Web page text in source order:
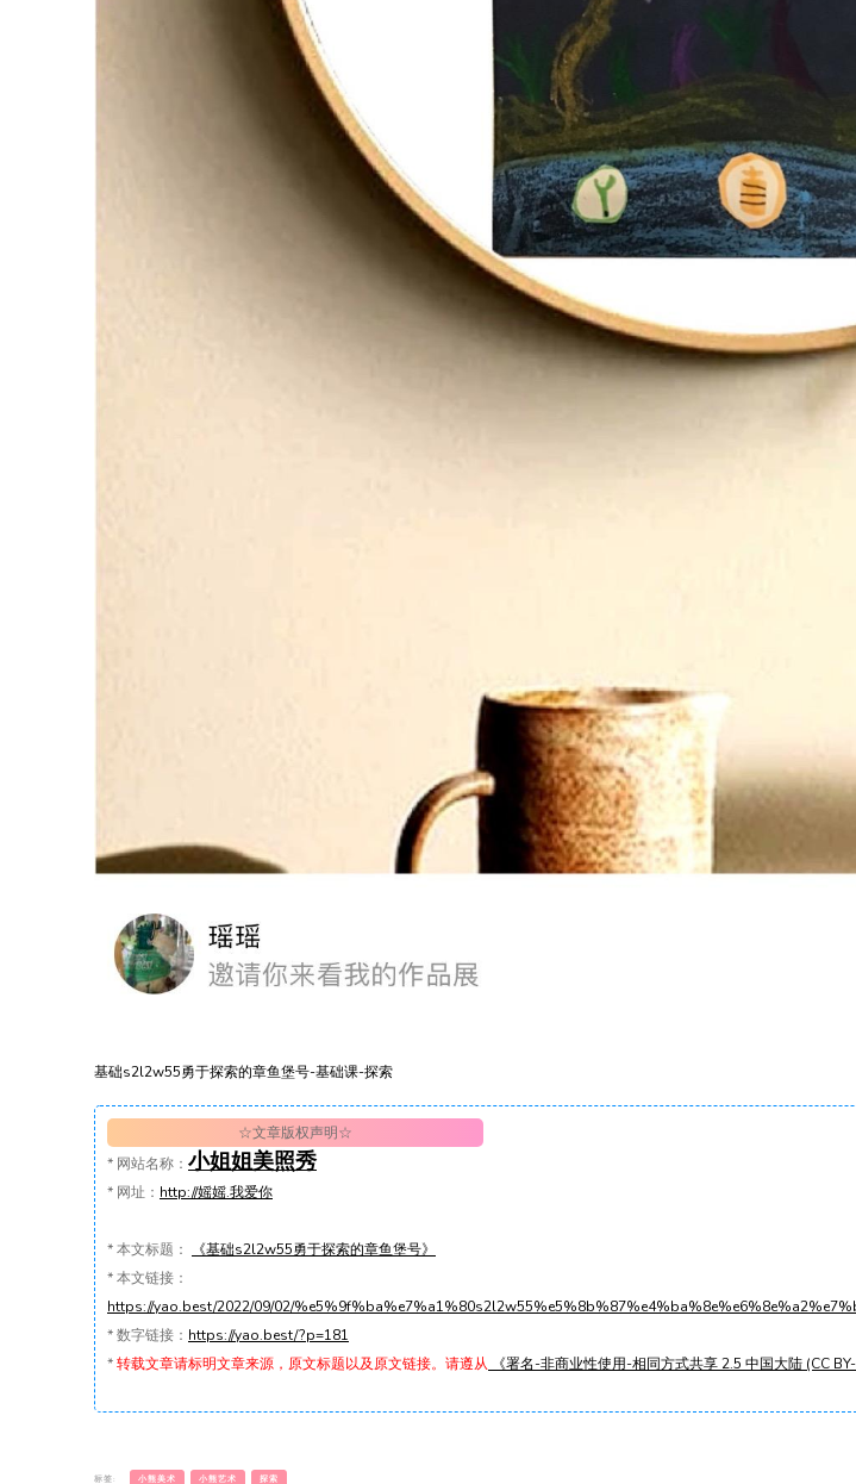
基础s2l2w55勇于探索的章鱼堡号-基础课-探索
☆文章版权声明☆
* 网站名称： 小姐姐美照秀
* 网址： http://媱媱.我爱你
*本文标题：
《基础s2l2w55勇于探索的章鱼堡号》
*本文链接：
https://yao.best/2022/09/02/
*数字链接： https://yao.best/?p=181
*转载文章请标明文章来源，原文标题以及原文链接。请遵从 《署名-非商业性使用-相同方式共享 2.5 中国大陆 (CC
标签: 小熊美术 小熊艺术 探索